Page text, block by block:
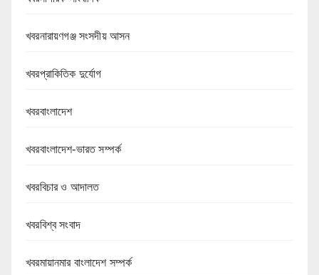
খবরনারায়ণগঞ্জ সংসদীয় আসন
খবরপ্রাকিতিক দুর্যোগ
খবরবাংলাদেশ
খবরবাংলাদেশ-ভারত সম্পর্ক
খবরবিচার ও আদালত
খবরবিশ্ব সংবাদ
খবরমায়ানমার বাংলাদেশ সম্পর্ক